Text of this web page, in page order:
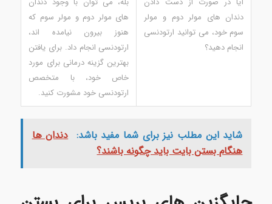
دندان های مولر دوم و مولر
سوم خود، می توانید ارتودنسی
انجام دهید؟
های مولر دوم و مولر سوم که
هنوز بیرون نیامده اند،
ارتودنسی انجام داد. برای یافتن
بهترین گزینه درمانی برای مورد
خاص خود، با متخصص
ارتودنسی خود مشورت کنید.
شاید این مطلب نیز برای شما مفید باشد: دندان ها
هنگام بستن بایت باید چگونه باشند؟